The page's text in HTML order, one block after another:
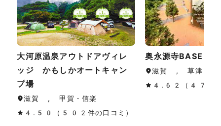
大河原温泉アウトドアヴィレ
ッジ かもしかオートキャン
プ場
滋賀 , 甲賀・信楽
4.50（502件の口コミ）
奥永源寺BASE
滋賀 , 草津・守
4.62（47件の